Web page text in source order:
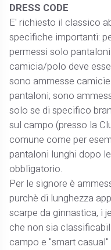
DRESS CODE
E' richiesto il classico
specifiche importanti:
permessi solo
camicia/polo deve
sono ammesse
pantaloni; sono
solo se di specifico
sul campo (presso la
comune come per
pantaloni lunghi dopo
obbligatorio.
Per le signore è
purchè di lunghezza
scarpe da ginnastica, i
che non sia
campo e "smart